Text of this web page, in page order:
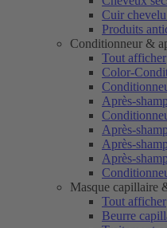
Cuir
Produits
Conditionneur &
Tout afficher
Color-
Après-
Après-
Après-
Après-
Masque capillaire
Tout afficher
Beurre